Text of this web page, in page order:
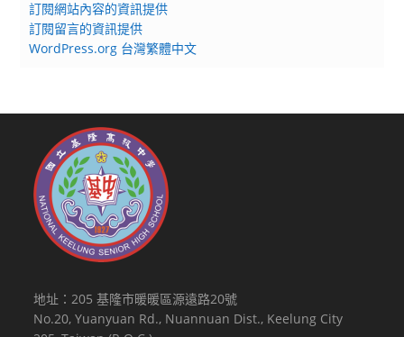
訂閱網站內容的資訊提供
訂閱留言的資訊提供
WordPress.org 台灣繁體中文
地址：205 基隆市暖暖區源遠路20號
No.20, Yuanyuan Rd., Nuannuan Dist., Keelung City